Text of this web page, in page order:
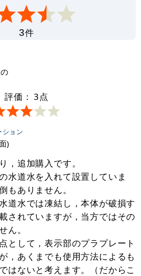
3件
評価： 3点
ョン
)
，追加購入です。
水道水を入れて設置していま
もありません。
道水では凍結し，本体が破損す
されていますが，当方ではその
ん。
として，表示部のプラプレート
，あくまでも使用方法によるも
はないと考えます。（だからこ